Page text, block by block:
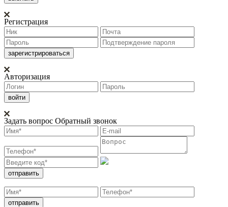
Регистрация
Авторизация
Задать вопрос Обратный звонок